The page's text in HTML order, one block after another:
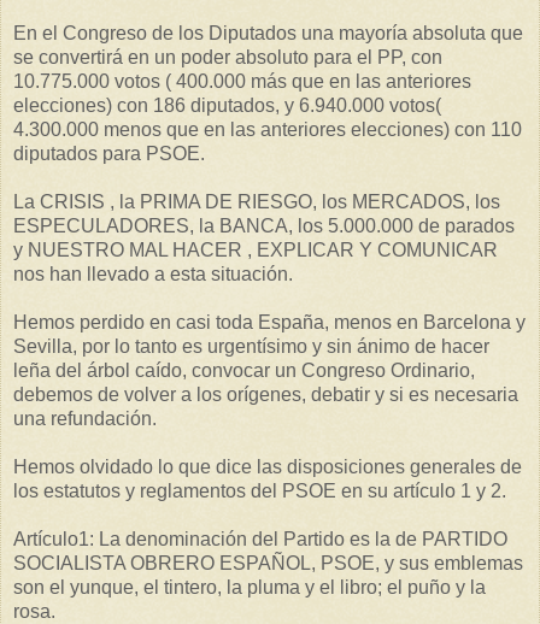
En el Congreso de los Diputados una mayoría absoluta que
se convertirá en un poder absoluto para el PP, con
10.775.000 votos ( 400.000 más que en las anteriores
elecciones) con 186 diputados, y 6.940.000 votos(
4.300.000 menos que en las anteriores elecciones) con 110
diputados para PSOE.
La CRISIS , la PRIMA DE RIESGO, los MERCADOS, los
ESPECULADORES, la BANCA, los 5.000.000 de parados
y NUESTRO MAL HACER , EXPLICAR Y COMUNICAR
nos han llevado a esta situación.
Hemos perdido en casi toda España, menos en Barcelona y
Sevilla, por lo tanto es urgentísimo y sin ánimo de hacer
leña del árbol caído, convocar un Congreso Ordinario,
debemos de volver a los orígenes, debatir y si es necesaria
una refundación.
Hemos olvidado lo que dice las disposiciones generales de
los estatutos y reglamentos del PSOE en su artículo 1 y 2.
Artículo1: La denominación del Partido es la de PARTIDO
SOCIALISTA OBRERO ESPAÑOL, PSOE, y sus emblemas
son el yunque, el tintero, la pluma y el libro; el puño y la
rosa.